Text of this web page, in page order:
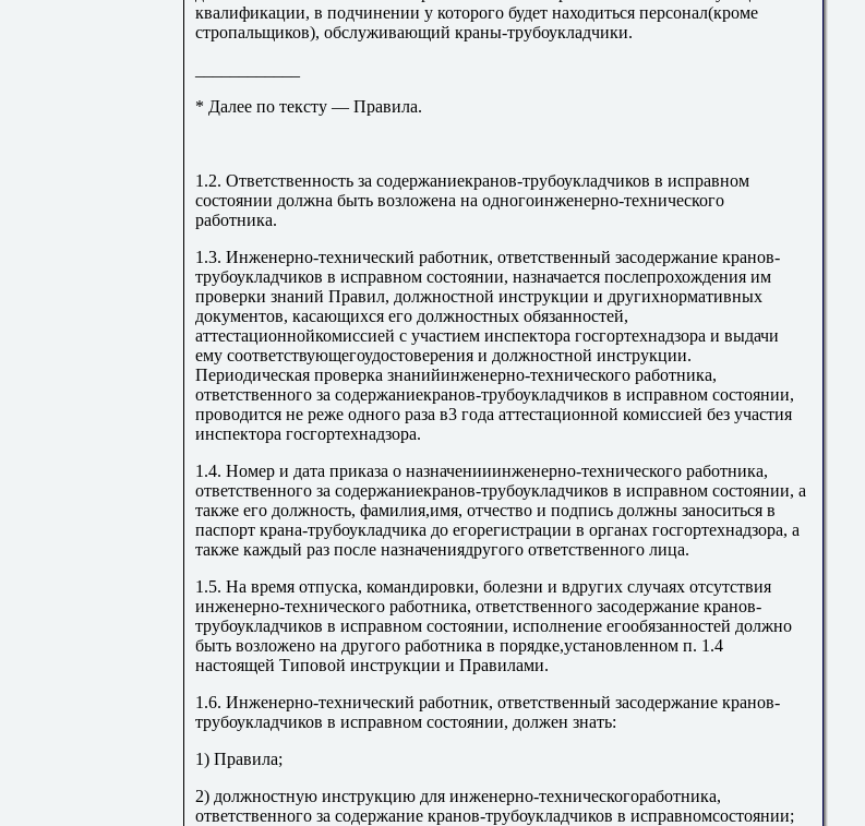
квалификации, в подчинении у которого будет находиться персонал(кроме
стропальщиков), обслуживающий краны-трубоукладчики.
* Далее по тексту — Правила.
1.2. Ответственность за содержаниекранов-трубоукладчиков в исправном
состоянии должна быть возложена на одногоинженерно-технического
работника.
1.3. Инженерно-технический работник, ответственный засодержание кранов-
трубоукладчиков в исправном состоянии, назначается послепрохождения им
проверки знаний Правил, должностной инструкции и другихнормативных
документов, касающихся его должностных обязанностей,
аттестационнойкомиссией с участием инспектора госгортехнадзора и выдачи
ему соответствующегоудостоверения и должностной инструкции.
Периодическая проверка знанийинженерно-технического работника,
ответственного за содержаниекранов-трубоукладчиков в исправном состоянии,
проводится не реже одного раза в3 года аттестационной комиссией без участия
инспектора госгортехнадзора.
1.4. Номер и дата приказа о назначенииинженерно-технического работника,
ответственного за содержаниекранов-трубоукладчиков в исправном состоянии, а
также его должность, фамилия,имя, отчество и подпись должны заноситься в
паспорт крана-трубоукладчика до егорегистрации в органах госгортехнадзора, а
также каждый раз после назначениядругого ответственного лица.
1.5. На время отпуска, командировки, болезни и вдругих случаях отсутствия
инженерно-технического работника, ответственного засодержание кранов-
трубоукладчиков в исправном состоянии, исполнение егообязанностей должно
быть возложено на другого работника в порядке,установленном п. 1.4
настоящей Типовой инструкции и Правилами.
1.6. Инженерно-технический работник, ответственный засодержание кранов-
трубоукладчиков в исправном состоянии, должен знать:
1) Правила;
2) должностную инструкцию для инженерно-техническогоработника,
ответственного за содержание кранов-трубоукладчиков в исправномсостоянии;